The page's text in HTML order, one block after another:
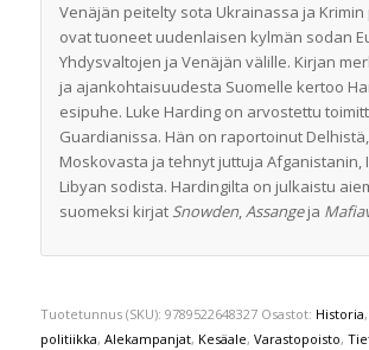
Venäjän peitelty sota Ukrainassa ja
ovat tuoneet uudenlaisen kylmän sodan
Yhdysvaltojen ja Venäjän välille. Kirjan
ja ajankohtaisuudesta Suomelle kertoo
esipuhe. Luke Harding on arvostettu
Guardianissa. Hän on raportoinut
Moskovasta ja tehnyt juttuja Afganistanin,
Libyan sodista. Hardingilta on julkaistu
suomeksi kirjat Snowden,Assangeja
Tuotetunnus (SKU): 9789522648327 Osastot: Historia,
politiikka, Alekampanjat, Kesäale, Varastopoisto,